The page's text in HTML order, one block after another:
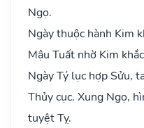
Ngọ.
Ngày thuộc hành Kim
Mậu Tuất nhờ Kim
Ngày Tý lục hợp Sửu,
Thủy cục. Xung Ngọ,
tuyệt Tỵ.